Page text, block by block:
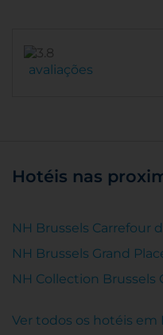
avaliações
Hotéis nas
NH Brussels Carrefour
NH Brussels Grand
NH Collection Brussels
Ver todos os hotéis em